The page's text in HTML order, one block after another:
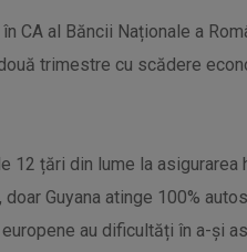
CA al Băncii Naționale a
trimestre cu scădere
12 țări din lume la
Guyana atinge 100%
au dificultăți în a-și